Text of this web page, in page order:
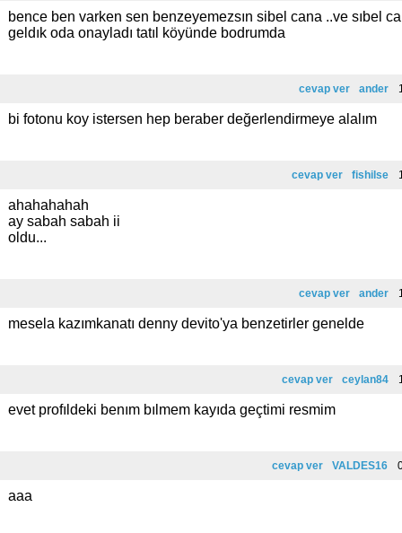
bence ben varken sen benzeyemezsın sibel cana ..ve sıbel
geldık oda onayladı tatıl köyünde bodrumda
cevap ver ander
bi fotonu koy istersen hep beraber değerlendirmeye alalım
cevap ver fishilse
ahahahahah
ay sabah sabah ii
oldu...
cevap ver ander
mesela kazımkanatı denny devito'ya benzetirler genelde
cevap ver ceylan84
evet profıldeki benım bılmem kayıda geçtimi resmim
cevap ver VALDES16
aaa